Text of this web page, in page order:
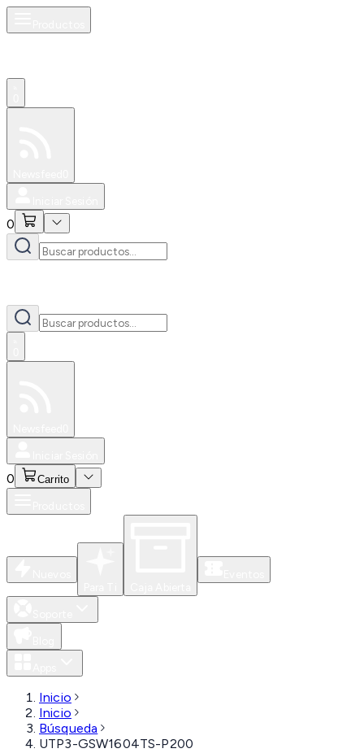
0
0 Carrito
Inicio
Inicio
Búsqueda
UTP3-GSW1604TS-P200